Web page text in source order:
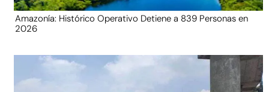
Amazonía: Histórico Operativo Detiene a 839 Personas en
2026